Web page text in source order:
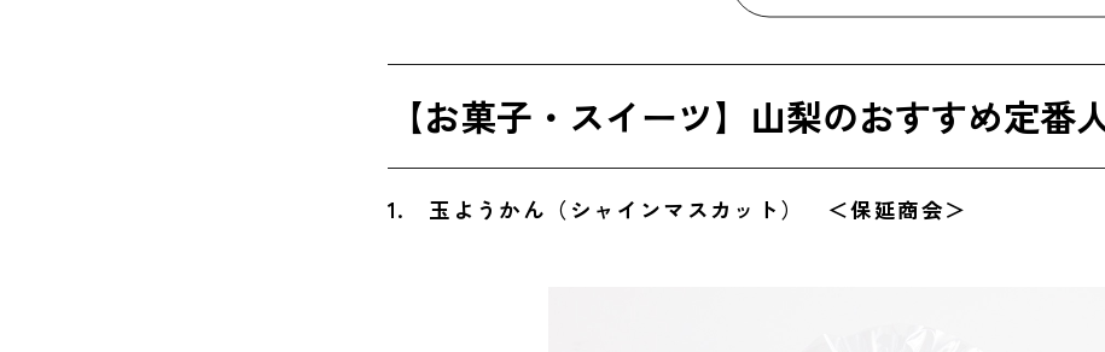
5. 田舎煮込みほうとう ＜志村製麺＞
6. 吉田のうどん ＜平井屋＞
【雑貨】山梨のかわいい定番人気お土産
【お菓子・スイーツ】山梨のおすすめ定番
1. 玉ようかん（シャインマスカット） ＜保延商会＞